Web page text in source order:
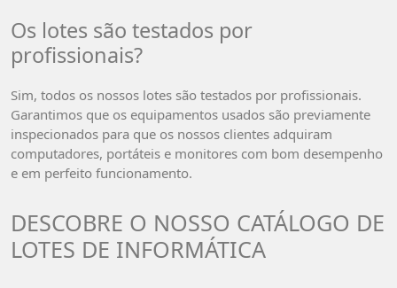
Os lotes são testados por
profissionais?
Sim, todos os nossos lotes são testados por profissionais.
Garantimos que os equipamentos usados são previamente
inspecionados para que os nossos clientes adquiram
computadores, portáteis e monitores com bom desempenho
e em perfeito funcionamento.
DESCOBRE O NOSSO CATÁLOGO DE
LOTES DE INFORMÁTICA